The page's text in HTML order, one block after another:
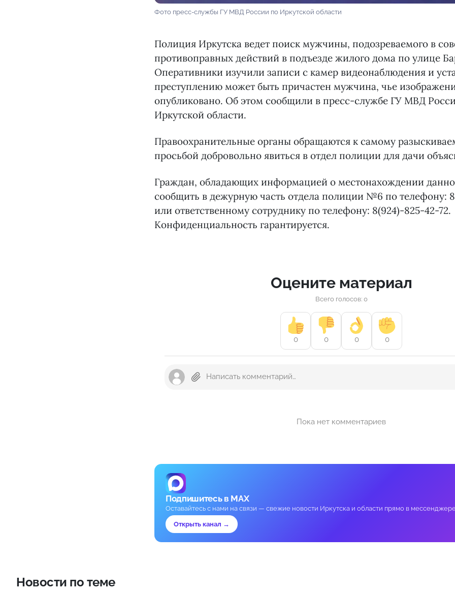
Фото пресс-службы ГУ МВД России по Иркутской области
Полиция Иркутска ведет поиск мужчины, подозреваемого в
противоправных действий в подъезде жилого дома по улице
Оперативники изучили записи с камер видеонаблюдения и
преступлению может быть причастен мужчина, чье
опубликовано. Об этом сообщили в пресс-службе ГУ МВД
Иркутской области.
Правоохранительные органы обращаются к самому
просьбой добровольно явиться в отдел полиции для дачи
Граждан, обладающих информацией о местонахождении
сообщить в дежурную часть отдела полиции №6 по телефону:
или ответственному сотруднику по телефону: 8(924)-825-42-72.
Конфиденциальность гарантируется.
Оцените материал
Всего голосов: 0
0 0 0 0
Пока нет комментариев
Подпишитесь в MAX
Оставайтесь с нами на связи — свежие новости Иркутска и области прямо в
Открыть канал →
Новости по теме